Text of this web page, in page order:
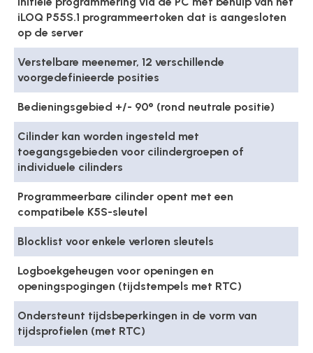
iLOQ P55S.1 programmeertoken dat is aangesloten
op de server
Verstelbare meenemer, 12 verschillende
voorgedefinieerde posities
Bedieningsgebied +/- 90° (rond neutrale positie)
Cilinder kan worden ingesteld met
toegangsgebieden voor cilindergroepen of
individuele cilinders
Programmeerbare cilinder opent met een
compatibele K5S-sleutel
Blocklist voor enkele verloren sleutels
Logboekgeheugen voor openingen en
openingspogingen (tijdstempels met RTC)
Ondersteunt tijdsbeperkingen in de vorm van
tijdsprofielen (met RTC)